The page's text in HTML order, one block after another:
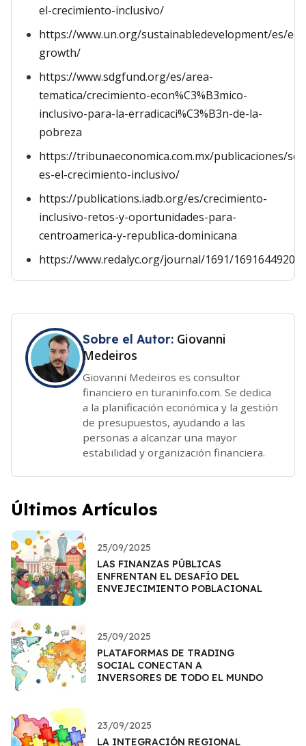
el-crecimiento-inclusivo/
https://www.un.org/sustainabledevelopment/es/
growth/
https://www.sdgfund.org/es/area-
tematica/crecimiento-econ%C3%B3mico-
inclusivo-para-la-erradicaci%C3%B3n-de-la-
pobreza
https://tribunaeconomica.com.mx/publicaciones/
es-el-crecimiento-inclusivo/
https://publications.iadb.org/es/crecimiento-
inclusivo-retos-y-oportunidades-para-
centroamerica-y-republica-dominicana
https://www.redalyc.org/journal/1691/
Sobre el Autor: Giovanni
Medeiros
Giovanni Medeiros es consultor
financiero en turaninfo.com. Se dedica
a la planificación económica y la gestión
de presupuestos, ayudando a las
personas a alcanzar una mayor
estabilidad y organización financiera.
Últimos Artículos
25/09/2025
LAS FINANZAS PÚBLICAS
ENFRENTAN EL DESAFÍO DEL
ENVEJECIMIENTO POBLACIONAL
25/09/2025
PLATAFORMAS DE TRADING
SOCIAL CONECTAN A
INVERSORES DE TODO EL MUNDO
23/09/2025
LA INTEGRACIÓN REGIONAL